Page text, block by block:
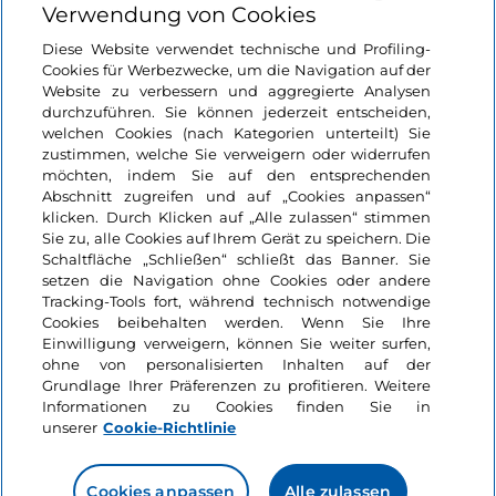
Informationen über die Seite
Nützliche Links
Login
Bleiben wir in Kontakt
Verwendung von Cookies
Diese Website verwendet technische und Profiling-
Cookies für Werbezwecke, um die Navigation auf der
Website zu verbessern und aggregierte Analysen
durchzuführen. Sie können jederzeit entscheiden,
welchen Cookies (nach Kategorien unterteilt) Sie
zustimmen, welche Sie verweigern oder widerrufen
möchten, indem Sie auf den entsprechenden
Abschnitt zugreifen und auf „Cookies anpassen“
klicken. Durch Klicken auf „Alle zulassen“ stimmen
Sie zu, alle Cookies auf Ihrem Gerät zu speichern. Die
Schaltfläche „Schließen“ schließt das Banner. Sie
setzen die Navigation ohne Cookies oder andere
Tracking-Tools fort, während technisch notwendige
Cookies beibehalten werden. Wenn Sie Ihre
Einwilligung verweigern, können Sie weiter surfen,
ohne von personalisierten Inhalten auf der
Grundlage Ihrer Präferenzen zu profitieren. Weitere
Informationen zu Cookies finden Sie in
unserer Cookie-Richtlinie
Cookies anpassen Alle zulassen